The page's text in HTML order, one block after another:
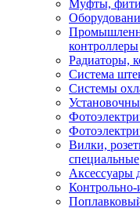
Муфты,
контроллеры
Радиаторы,
Система
Системы
Вилки,
специальные
Аксессуары